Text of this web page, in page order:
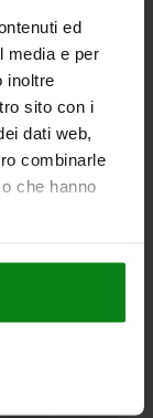
ed
media e per
inoltre
sito con i
dati web,
combinarle
che hanno